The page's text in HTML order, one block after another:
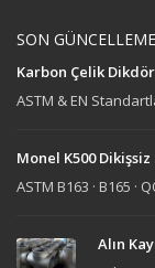
SON GÜNCELLEME
Karbon Çelik
ASTM & EN
Monel K500
ASTM B163 · B165 ·
Alın